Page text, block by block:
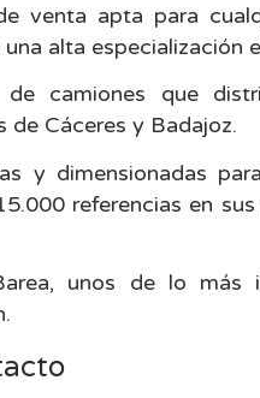
venta apta para
alta especialización
camiones que
de Cáceres y Badajoz.
y dimensionadas
referencias en
unos de lo